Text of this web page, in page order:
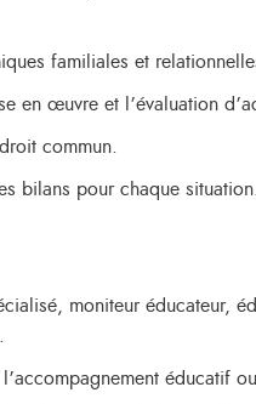
familiales et
en œuvre et l’évaluation
commun.
bilans pour chaque situation.
moniteur éducateur,
éducatif